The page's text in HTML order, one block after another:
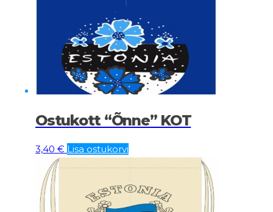
Ostukott “Õnne” KOT
3,40 € Lisa ostukorvi